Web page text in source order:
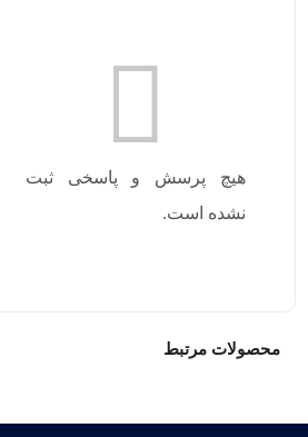
هیچ پرسش و پاسخی ثبت
نشده است.
محصولات مرتبط